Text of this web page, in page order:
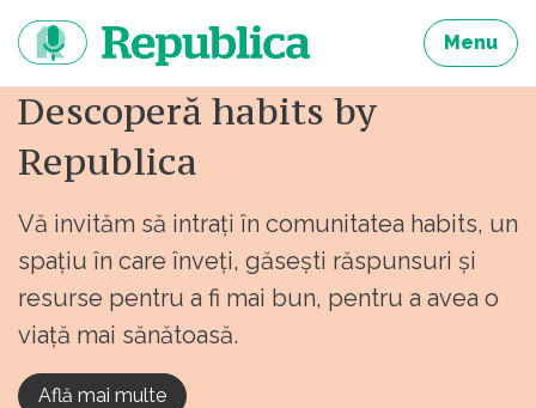
continut
Menu
Descoperă habits by
Republica
Vă invităm să intrați în comunitatea habits, un
spațiu în care înveți, găsești răspunsuri și
resurse pentru a fi mai bun, pentru a avea o
viață mai sănătoasă.
Află mai multe